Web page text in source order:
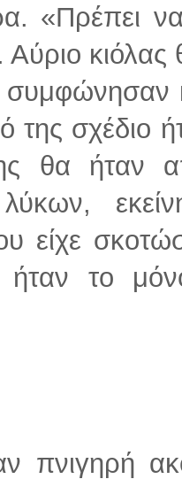
«Πρέπει
Αύριο
συμφώνησαν
της σχέδιο
θα ήταν
είχε
ήταν το
πνιγηρή